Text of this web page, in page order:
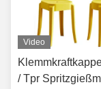
Video
/ Tpr